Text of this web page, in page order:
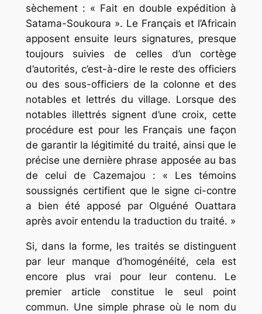
sèchement : « Fait en double expédition à
Satama-Soukoura ». Le Français et l’Africain
apposent ensuite leurs signatures, presque
toujours suivies de celles d’un cortège
d’autorités, c’est-à-dire le reste des officiers
ou des sous-officiers de la colonne et des
notables et lettrés du village. Lorsque des
notables illettrés signent d’une croix, cette
procédure est pour les Français une façon
de garantir la légitimité du traité, ainsi que le
précise une dernière phrase apposée au bas
de celui de Cazemajou : « Les témoins
soussignés certifient que le signe ci-contre
a bien été apposé par Olguéné Ouattara
après avoir entendu la traduction du traité. »
Si, dans la forme, les traités se distinguent
par leur manque d’homogénéité, cela est
encore plus vrai pour leur contenu. Le
premier article constitue le seul point
commun. Une simple phrase où le nom du